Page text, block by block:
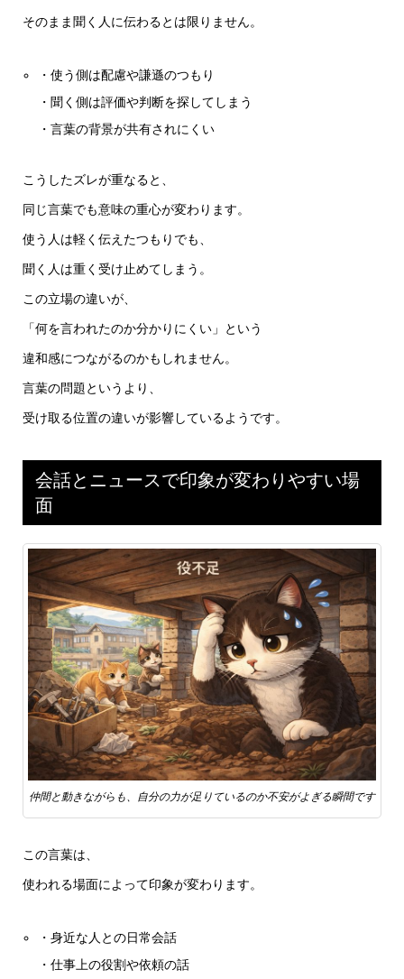
そのまま聞く人に伝わるとは限りません。
・使う側は配慮や謙遜のつもり
・聞く側は評価や判断を探してしまう
・言葉の背景が共有されにくい
こうしたズレが重なると、
同じ言葉でも意味の重心が変わります。
使う人は軽く伝えたつもりでも、
聞く人は重く受け止めてしまう。
この立場の違いが、
「何を言われたのか分かりにくい」という
違和感につながるのかもしれません。
言葉の問題というより、
受け取る位置の違いが影響しているようです。
会話とニュースで印象が変わりやすい場
面
仲間と動きながらも、自分の力が足りているのか不安がよぎる瞬間です
この言葉は、
使われる場面によって印象が変わります。
・身近な人との日常会話
・仕事上の役割や依頼の話